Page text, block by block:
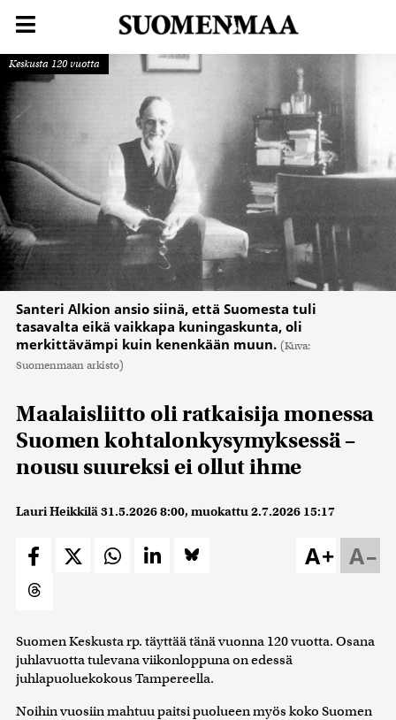
Keskusta 120 vuotta
Santeri Alkion ansio siinä, että Suomesta tuli
tasavalta eikä vaikkapa kuningaskunta, oli
merkittävämpi kuin kenenkään muun. (Kuva:
Suomenmaan arkisto)
Maalaisliitto oli ratkaisija monessa
Suomen kohtalonkysymyksessä –
nousu suureksi ei ollut ihme
Lauri Heikkilä31.5.2026 8:00, muokattu2.7.2026 15:17
A–
A+
Suomen Keskusta rp. täyttää tänä vuonna 120 vuotta. Osana
juhlavuotta tulevana viikonloppuna on edessä
juhlapuoluekokous Tampereella.
Noihin vuosiin mahtuu paitsi puolueen myös koko Suomen